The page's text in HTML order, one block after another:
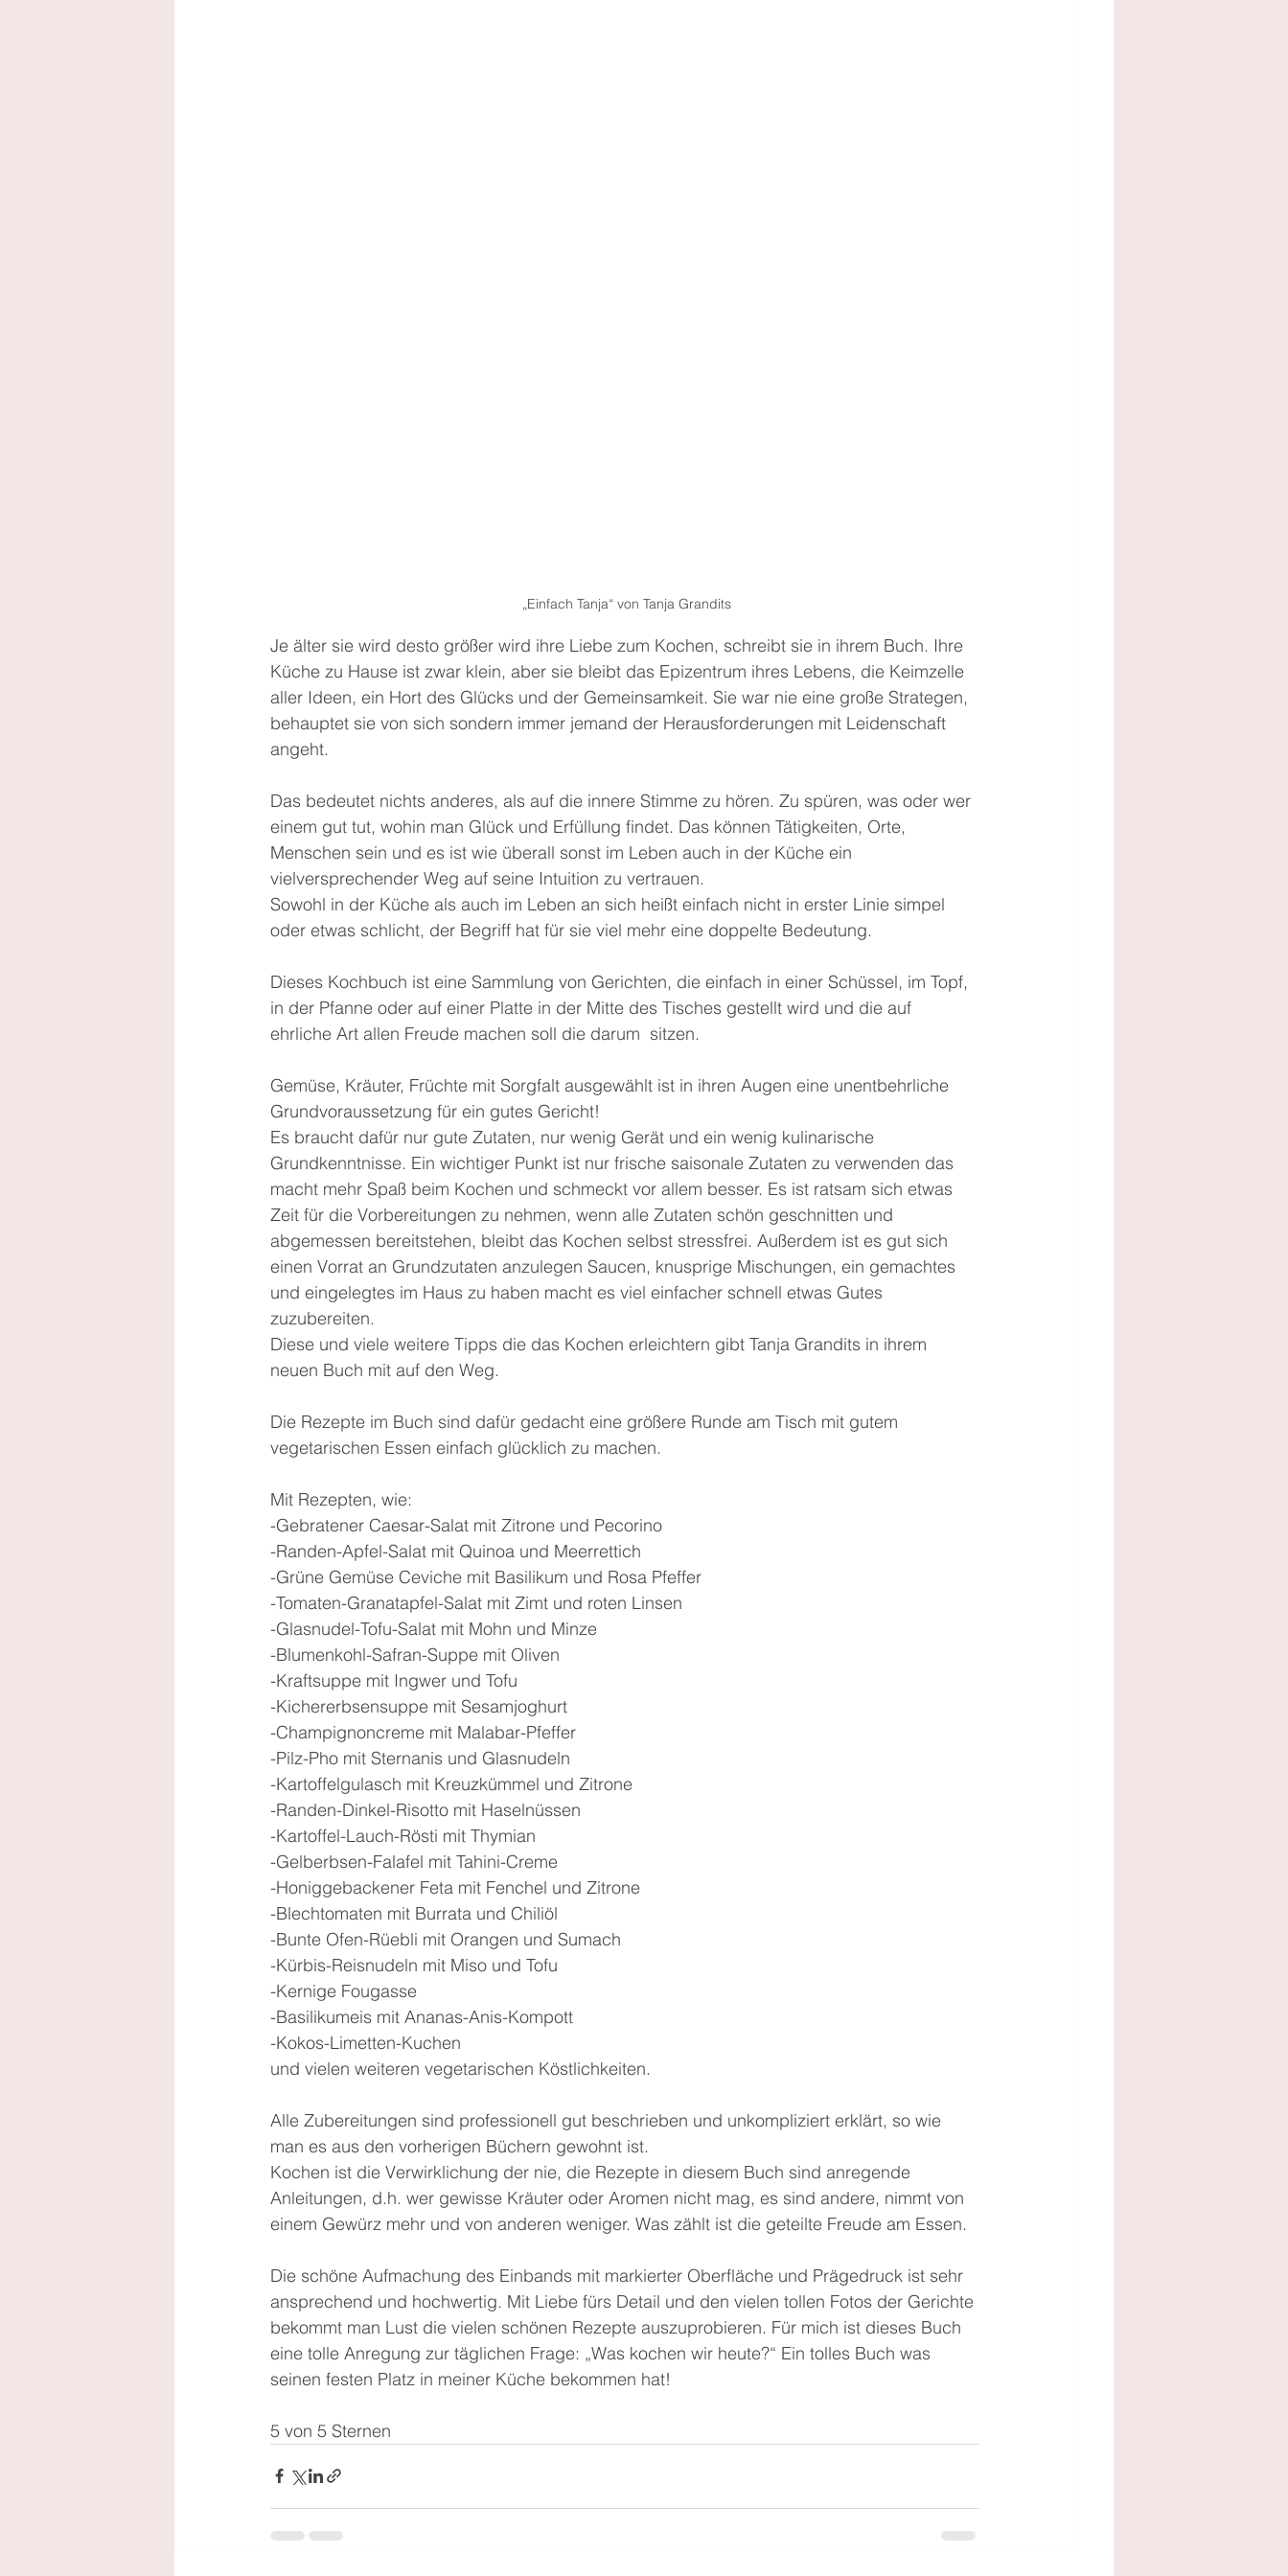
„Einfach Tanja“ von Tanja Grandits
Je älter sie wird desto größer wird ihre Liebe zum Kochen, schreibt sie in ihrem Buch. Ihre
Küche zu Hause ist zwar klein, aber sie bleibt das Epizentrum ihres Lebens, die Keimzelle
aller Ideen, ein Hort des Glücks und der Gemeinsamkeit. Sie war nie eine große Strategen,
behauptet sie von sich sondern immer jemand der Herausforderungen mit Leidenschaft
angeht.
Das bedeutet nichts anderes, als auf die innere Stimme zu hören. Zu spüren, was oder wer
einem gut tut, wohin man Glück und Erfüllung findet. Das können Tätigkeiten, Orte,
Menschen sein und es ist wie überall sonst im Leben auch in der Küche ein
vielversprechender Weg auf seine Intuition zu vertrauen.
Sowohl in der Küche als auch im Leben an sich heißt einfach nicht in erster Linie simpel
oder etwas schlicht, der Begriff hat für sie viel mehr eine doppelte Bedeutung.
Dieses Kochbuch ist eine Sammlung von Gerichten, die einfach in einer Schüssel, im Topf,
in der Pfanne oder auf einer Platte in der Mitte des Tisches gestellt wird und die auf
ehrliche Art allen Freude machen soll die darum  sitzen.
Gemüse, Kräuter, Früchte mit Sorgfalt ausgewählt ist in ihren Augen eine unentbehrliche
Grundvoraussetzung für ein gutes Gericht!
Es braucht dafür nur gute Zutaten, nur wenig Gerät und ein wenig kulinarische
Grundkenntnisse. Ein wichtiger Punkt ist nur frische saisonale Zutaten zu verwenden das
macht mehr Spaß beim Kochen und schmeckt vor allem besser. Es ist ratsam sich etwas
Zeit für die Vorbereitungen zu nehmen, wenn alle Zutaten schön geschnitten und
abgemessen bereitstehen, bleibt das Kochen selbst stressfrei. Außerdem ist es gut sich
einen Vorrat an Grundzutaten anzulegen Saucen, knusprige Mischungen, ein gemachtes
und eingelegtes im Haus zu haben macht es viel einfacher schnell etwas Gutes
zuzubereiten.
Diese und viele weitere Tipps die das Kochen erleichtern gibt Tanja Grandits in ihrem
neuen Buch mit auf den Weg.
Die Rezepte im Buch sind dafür gedacht eine größere Runde am Tisch mit gutem
vegetarischen Essen einfach glücklich zu machen.
Mit Rezepten, wie:
-Gebratener Caesar-Salat mit Zitrone und Pecorino
-Randen-Apfel-Salat mit Quinoa und Meerrettich
-Grüne Gemüse Ceviche mit Basilikum und Rosa Pfeffer
-Tomaten-Granatapfel-Salat mit Zimt und roten Linsen
-Glasnudel-Tofu-Salat mit Mohn und Minze
-Blumenkohl-Safran-Suppe mit Oliven
-Kraftsuppe mit Ingwer und Tofu
-Kichererbsensuppe mit Sesamjoghurt
-Champignoncreme mit Malabar-Pfeffer
-Pilz-Pho mit Sternanis und Glasnudeln
-Kartoffelgulasch mit Kreuzkümmel und Zitrone
-Randen-Dinkel-Risotto mit Haselnüssen
-Kartoffel-Lauch-Rösti mit Thymian
-Gelberbsen-Falafel mit Tahini-Creme
-Honiggebackener Feta mit Fenchel und Zitrone
-Blechtomaten mit Burrata und Chiliöl
-Bunte Ofen-Rüebli mit Orangen und Sumach
-Kürbis-Reisnudeln mit Miso und Tofu
-Kernige Fougasse
-Basilikumeis mit Ananas-Anis-Kompott
-Kokos-Limetten-Kuchen
und vielen weiteren vegetarischen Köstlichkeiten.
Alle Zubereitungen sind professionell gut beschrieben und unkompliziert erklärt, so wie
man es aus den vorherigen Büchern gewohnt ist.
Kochen ist die Verwirklichung der nie, die Rezepte in diesem Buch sind anregende
Anleitungen, d.h. wer gewisse Kräuter oder Aromen nicht mag, es sind andere, nimmt von
einem Gewürz mehr und von anderen weniger. Was zählt ist die geteilte Freude am Essen.
Die schöne Aufmachung des Einbands mit markierter Oberfläche und Prägedruck ist sehr
ansprechend und hochwertig. Mit Liebe fürs Detail und den vielen tollen Fotos der Gerichte
bekommt man Lust die vielen schönen Rezepte auszuprobieren. Für mich ist dieses Buch
eine tolle Anregung zur täglichen Frage: „Was kochen wir heute?“ Ein tolles Buch was
seinen festen Platz in meiner Küche bekommen hat!
5 von 5 Sternen